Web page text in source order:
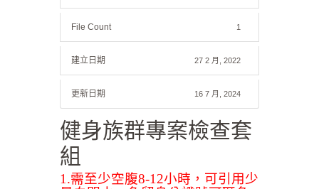
File Count 1
建立日期 27 2 月, 2022
更新日期 16 7 月, 2024
健身族群專案檢查套
組
1.需至少空腹8-12小時，可引用少